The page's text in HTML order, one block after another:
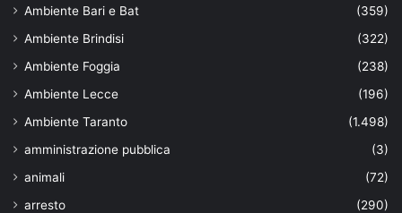
Ambiente Bari e Bat
(359)
Ambiente Brindisi
(322)
Ambiente Foggia
(238)
Ambiente Lecce
(196)
Ambiente Taranto
(1.498)
amministrazione pubblica
(3)
animali
(72)
arresto
(290)